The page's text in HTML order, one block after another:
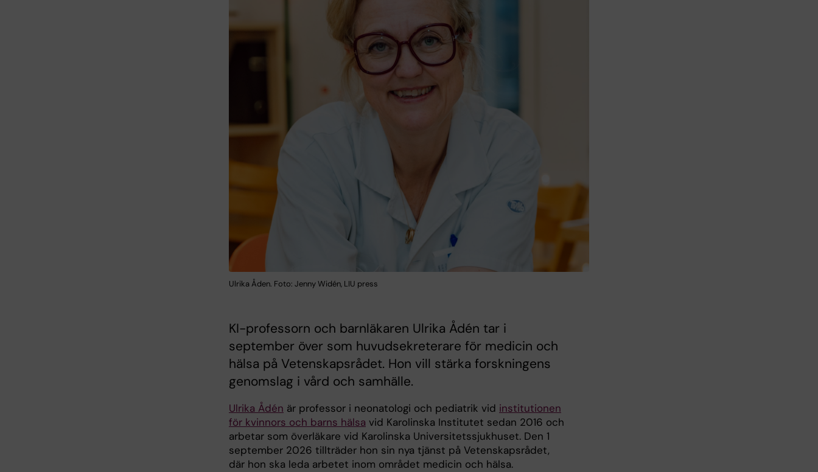
Ulrika Åden. Foto: Jenny Widén, LIU press
KI-professorn och barnläkaren Ulrika Ådén tar i
september över som huvudsekreterare för medicin och
hälsa på Vetenskapsrådet. Hon vill stärka forskningens
genomslag i vård och samhälle.
Ulrika Ådén är professor i neonatologi och pediatrik vid institutionen
för kvinnors och barns hälsa vid Karolinska Institutet sedan 2016 och
arbetar som överläkare vid Karolinska Universitetssjukhuset. Den 1
september 2026 tillträder hon sin nya tjänst på Vetenskapsrådet,
där hon ska leda arbetet inom området medicin och hälsa.